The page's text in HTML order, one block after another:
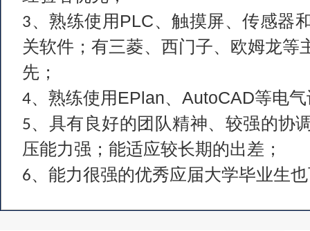
无损检测设备及自